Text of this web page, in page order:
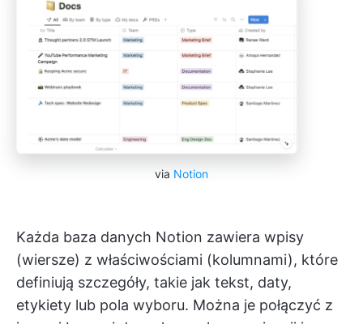
via Notion
Każda baza danych Notion zawiera wpisy
(wiersze) z właściwościami (kolumnami), które
definiują szczegóły, takie jak tekst, daty,
etykiety lub pola wyboru. Można je połączyć z